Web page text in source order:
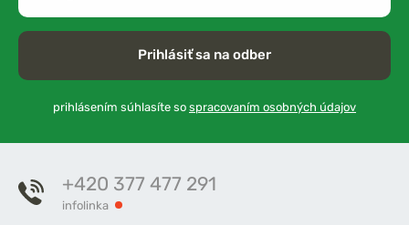
Prihlásiť sa na odber
prihlásením súhlasíte so spracovaním osobných údajov
+420 377 477 291
infolinka